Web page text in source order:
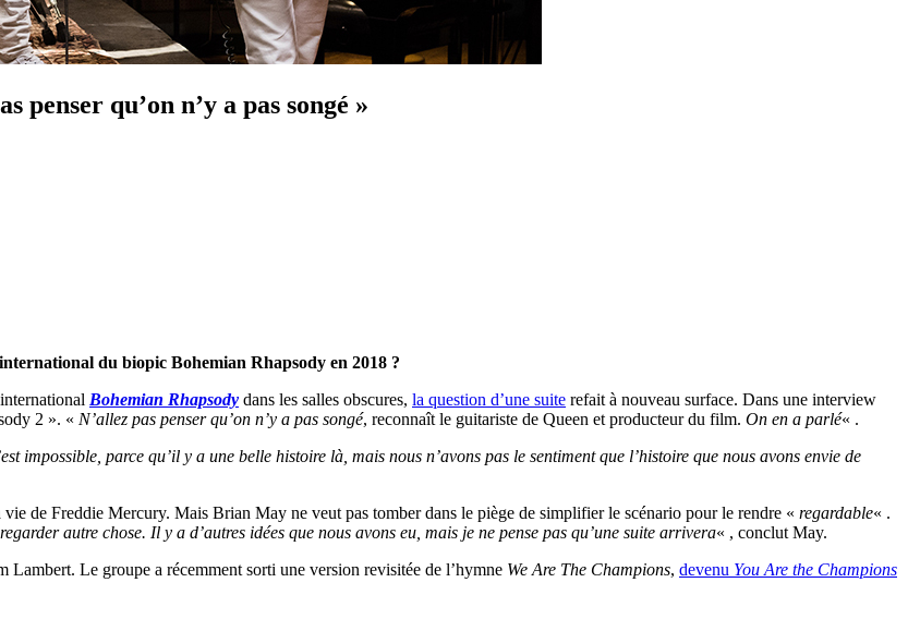
penser qu’on n’y a pas songé »
du biopic Bohemian Rhapsody en 2018 ?
Bohemian Rhapsody dans les salles obscures, la question d’une suite refait à nouveau surface. Dans une interview
2 ». « N’allez pas penser qu’on n’y a pas songé, reconnaît le guitariste de Queen et producteur du film. On en a parlé« .
impossible, parce qu’il y a une belle histoire là, mais nous n’avons pas le sentiment que l’histoire que nous avons envie de
de Freddie Mercury. Mais Brian May ne veut pas tomber dans le piège de simplifier le scénario pour le rendre « regardable« .
autre chose. Il y a d’autres idées que nous avons eu, mais je ne pense pas qu’une suite arrivera« , conclut May.
Lambert. Le groupe a récemment sorti une version revisitée de l’hymne We Are The Champions, devenu You Are the Champions